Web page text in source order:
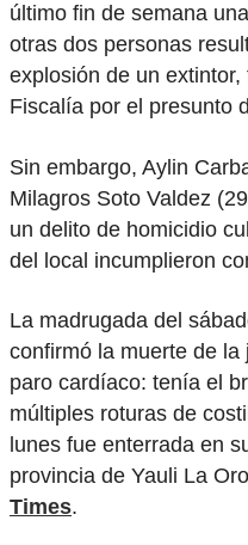
último fin de semana
otras dos personas
explosión de un
Fiscalía por el presunto
Sin embargo, Aylin
Milagros Soto Valdez
un delito de homicidio
del local incumplieron
La madrugada del
confirmó la muerte de
paro cardíaco: tenía el
múltiples roturas de
lunes fue enterrada en
provincia de Yauli La
Times.